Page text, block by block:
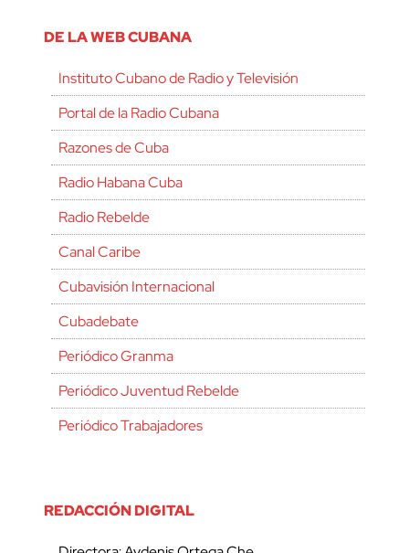
DE LA WEB CUBANA
Instituto Cubano de Radio y Televisión
Portal de la Radio Cubana
Razones de Cuba
Radio Habana Cuba
Radio Rebelde
Canal Caribe
Cubavisión Internacional
Cubadebate
Periódico Granma
Periódico Juventud Rebelde
Periódico Trabajadores
REDACCIÓN DIGITAL